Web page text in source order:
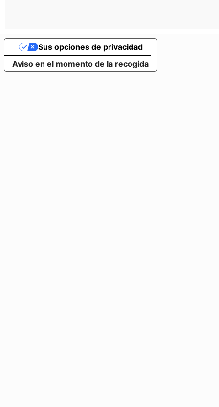
Aviso en el momento de la recogida
Sus opciones de privacidad